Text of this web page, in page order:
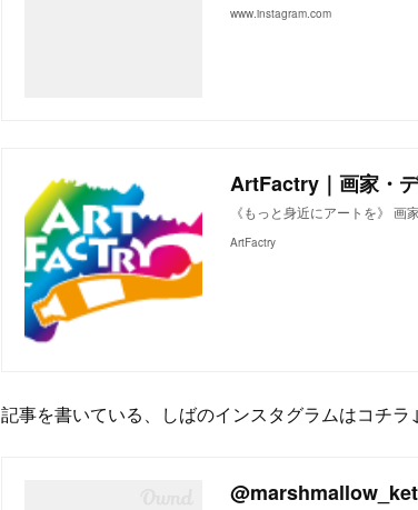
www.instagram.com
ArtFactry｜画家・
《もっと身近にアートを》 画
ArtFactry
記事を書いている、しばのインスタグラムはコチ